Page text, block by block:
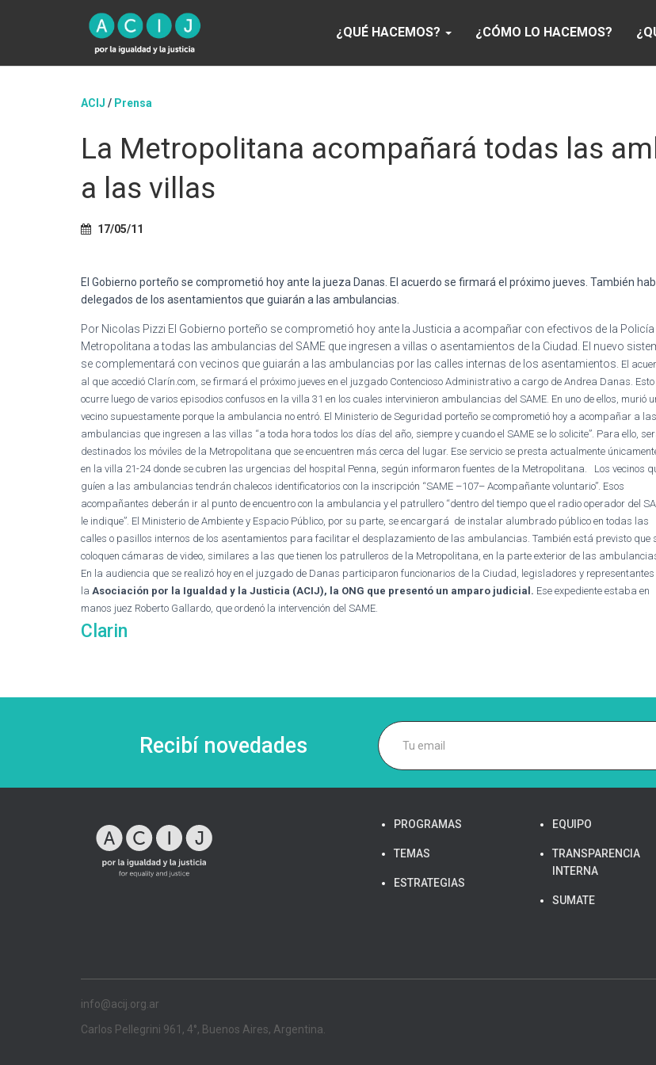
¿QUÉ HACEMOS? ¿CÓMO LO HACEMOS?
ACIJ / Prensa
La Metropolitana acompañará todas las
a las villas
17/05/11
El Gobierno porteño se comprometió hoy ante la jueza Danas. El acuerdo se firmará el próximo jueves. También
delegados de los asentamientos que guiarán a las ambulancias.
Por Nicolas Pizzi El Gobierno porteño se comprometió hoy ante la Justicia a acompañar con efectivos de la Policía
Metropolitana a todas las ambulancias del SAME que ingresen a villas o asentamientos de la Ciudad. El nuevo
se complementará con vecinos que guiarán a las ambulancias por las calles internas de los asentamientos. El
al que accedió Clarín.com, se firmará el próximo jueves en el juzgado Contencioso Administrativo a cargo de Andrea Danas. Esto
ocurre luego de varios episodios confusos en la villa 31 en los cuales intervinieron ambulancias del SAME. En uno de ellos, murió
vecino supuestamente porque la ambulancia no entró. El Ministerio de Seguridad porteño se comprometió hoy a acompañar a las
ambulancias que ingresen a las villas “a toda hora todos los días del año, siempre y cuando el SAME se lo solicite”. Para ello,
destinados los móviles de la Metropolitana que se encuentren más cerca del lugar. Ese servicio se presta actualmente
en la villa 21-24 donde se cubren las urgencias del hospital Penna, según informaron fuentes de la Metropolitana.
Los vecinos
guíen a las ambulancias tendrán chalecos identificatorios con la inscripción “SAME –107– Acompañante voluntario”. Esos
acompañantes deberán ir al punto de encuentro con la ambulancia y el patrullero “dentro del tiempo que el radio operador del
le indique”. El Ministerio de Ambiente y Espacio Público, por su parte, se encargará de instalar alumbrado público en todas las
calles o pasillos internos de los asentamientos para facilitar el desplazamiento de las ambulancias. También está previsto que
coloquen cámaras de video, similares a las que tienen los patrulleros de la Metropolitana, en la parte exterior de las
En la audiencia que se realizó hoy en el juzgado de Danas participaron funcionarios de la Ciudad, legisladores y representantes
la Asociación por la Igualdad y la Justicia (ACIJ), la ONG que presentó un amparo judicial. Ese expediente estaba en
manos juez Roberto Gallardo, que ordenó la intervención del SAME.
Clarin
Recibí novedades
PROGRAMAS
TEMAS
ESTRATEGIAS
EQUIPO
TRANSPARENCIA
INTERNA
SUMATE
info@acij.org.ar
Carlos Pellegrini 961, 4°, Buenos Aires, Argentina.